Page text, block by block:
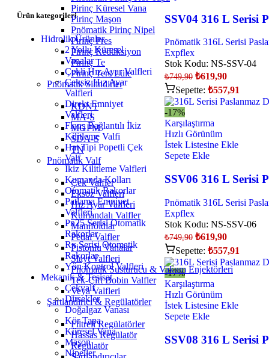
Pirinç Küresel Vana
Pirinç Maşon
Pnömatik Pirinç Nipel
Pirinç Pres
Pirinç Redüksiyon
Pirinç Te
Pirinç Ters Lüle
Pnömatik Silindirler
KDNT
MA-S
MGPM
SDA-S
TN
Pnömatik Valf
Çek Valfler
Eksoz Valfleri
Hız Ayar Valfleri
Kumandalı Valfler
Manifoldlar
Pedal Valfler
Pistonlu Vanalar
Slayt Valfleri
Pnömatik Susturucu & Vakum Enjektörleri
Tek-Çift Bobin Valfler
Veya Valfleri
Şartlandırıcı & Regülatörler
Filtreli Regülatörler
Hassas Regülatör
Regülatör
Ürün kategorileri
Hidrolik Ürünler
2 Yollu Küresel
Vanalar
Çekli Hız Ayar Valfleri
Çeksiz Hız Ayar
Valfleri
Direkt Emniyet
Valfleri
Flanş Bağlantılı İkiz
Kilitleme Valfi
Hat Tipi Popetli Çek
Valf
İkiz Kilitleme Valfleri
Kumanda Kolları
Otomatik Rakorlar
Patlama Emniyet
Valfleri
Pn25 Serisi Otomatik
Rakorlar
Rx Serisi Otomatik
Rakorlar
Yön Kontrol Valfleri
Mekanik & Tesisat
Çekvalf
Dirsekler
Doğalgaz Vanası
Kör Tapa
Küresel Vana
Maşon
Nipeller
SSV04 316 L Serisi
Pnömatik 316L Serisi
Expflex
Stok Kodu: NS-SSV-04
₺749,90 ₺619,90
Sepette: ₺557,91
-17%
Karşılaştırma
Hızlı Görünüm
İstek Listesine Ekle
Sepete Ekle
SSV06 316 L Serisi
Pnömatik 316L Serisi
Expflex
Stok Kodu: NS-SSV-06
₺749,90 ₺619,90
Sepette: ₺557,91
-17%
Karşılaştırma
Hızlı Görünüm
İstek Listesine Ekle
Sepete Ekle
SSV08 316 L Serisi